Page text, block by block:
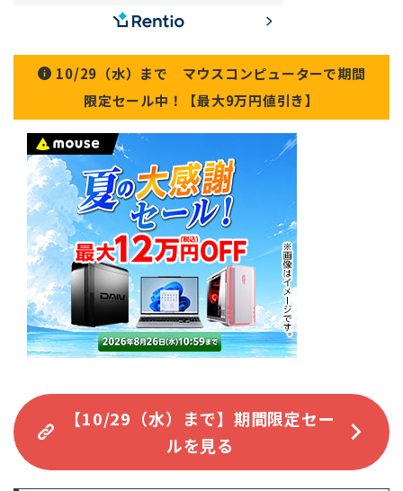
10/29（水）まで マウスコンピューターで期間
限定セール中！【最大9万円値引き】
【10/29（水）まで】期間限定セー
ルを見る